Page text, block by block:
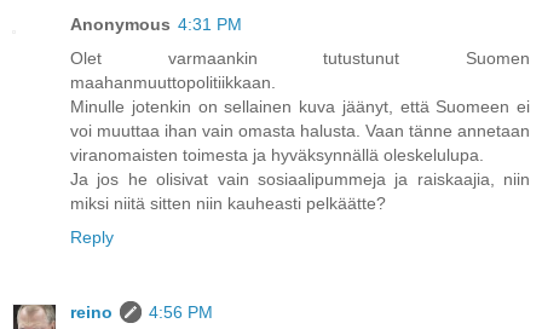
Anonymous 4:31 PM
Olet varmaankin tutustunut Suomen
maahanmuuttopolitiikkaan.
Minulle jotenkin on sellainen kuva jäänyt, että Suomeen ei
voi muuttaa ihan vain omasta halusta. Vaan tänne annetaan
viranomaisten toimesta ja hyväksynnällä oleskelulupa.
Ja jos he olisivat vain sosiaalipummeja ja raiskaajia, niin
miksi niitä sitten niin kauheasti pelkäätte?
Reply
reino
4:56 PM